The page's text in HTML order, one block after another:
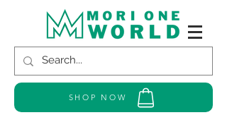
SHOP NOW